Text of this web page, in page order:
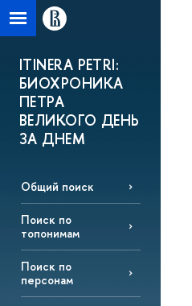
ITINERA PETRI:
БИОХРОНИКА
ПЕТРА
ВЕЛИКОГО ДЕНЬ
ЗА ДНЕМ
Общий поиск
Поиск по
топонимам
Поиск по
персонам